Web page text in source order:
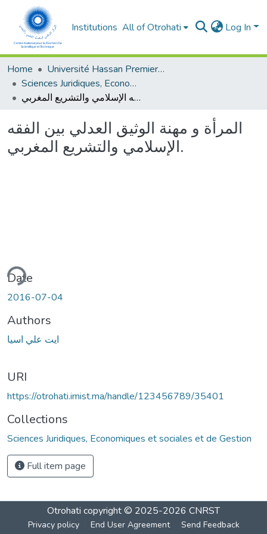
Institutions All of Otrohati Log In
Home
Université Hassan Premier- Settat
Sciences Juridiques, Economiques et sociales et de Gestion
المرأة و مهنة الوثيق العدلي بين الفقه الإسلامي والتشريع المغربي.
المرأة و مهنة الوثيق العدلي بين الفقه
الإسلامي والتشريع المغربي.
Date
2016-07-04
Authors
ايت علي اسيا
URI
https://otrohati.imist.ma/handle/123456789/35401
Collections
Sciences Juridiques, Economiques et sociales et de Gestion
Full item page
Otrohati copyright © 2025-2026 CNRST
Privacy policy End User Agreement Send Feedback